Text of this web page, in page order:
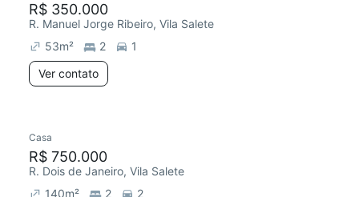
R$ 350.000
R. Manuel Jorge Ribeiro, Vila Salete
53m² 2
1
Ver contato
Casa
R$ 750.000
R. Dois de Janeiro, Vila Salete
140m² 2 2